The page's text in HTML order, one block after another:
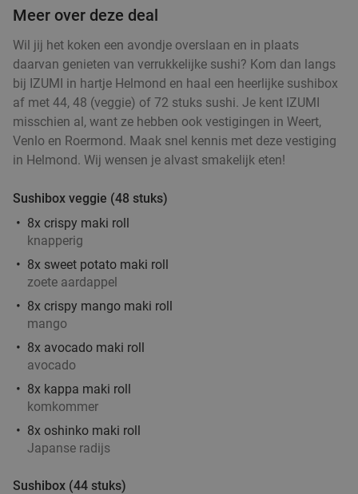
36%
3-gangendiner met loaded schnitzel naar
keuze bij Hof van Brabant
Vandaag
Hof van Brabant
9.7star
Eindhoven
2-gangen keuzelunch bij Lunchroom ´t Hof to
Go
Vandaag
Morgen
Lunchroom 't Hof to Go
Eindhoven
Verkocht: 119
Mediterraan 3-gangen keuzediner bij Sint
Meer over deze deal
Wil jij het koken een avondje overslaan en in plaats
daarvan genieten van verrukkelijke sushi? Kom dan langs
bij IZUMI in hartje Helmond en haal een heerlijke sushibox
af met 44, 48 (veggie) of 72 stuks sushi. Je kent IZUMI
misschien al, want ze hebben ook vestigingen in Weert,
Venlo en Roermond. Maak snel kennis met deze vestiging
in Helmond. Wij wensen je alvast smakelijk eten!
Sushibox veggie (48 stuks)
8x crispy maki roll
knapperig
8x sweet potato maki roll
zoete aardappel
8x crispy mango maki roll
mango
8x avocado maki roll
avocado
8x kappa maki roll
komkommer
8x oshinko maki roll
Japanse radijs
Sushibox (44 stuks)